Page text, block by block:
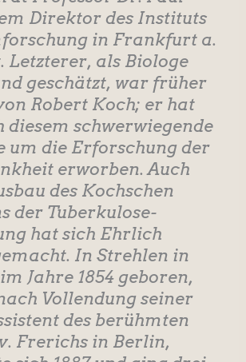
Direktor des Instituts
in Frankfurt a.
Letzterer, als Biologe
geschätzt, war früher
Robert Koch; er hat
diesem schwerwiegende
um die Erforschung der
erworben. Auch
des Kochschen
der Tuberkulose-
hat sich Ehrlich
In Strehlen in
Jahre 1854 geboren,
Vollendung seiner
des berühmten
Frerichs in Berlin,